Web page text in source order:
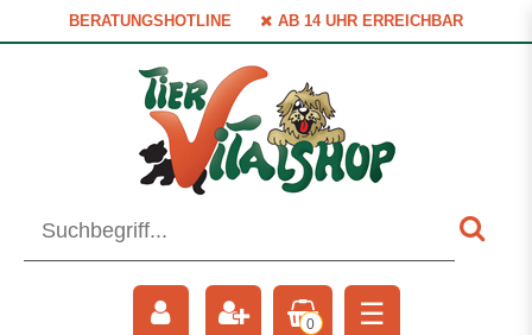
BERATUNGSHOTLINE AB 14 UHR ERREICHBAR
0 ☰